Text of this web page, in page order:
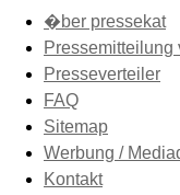
�ber pressekat
Presseverteiler
FAQ
Sitemap
Werbung /
Kontakt